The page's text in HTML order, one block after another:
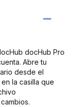
docHub Pro
Abre tu
desde el
la casilla que